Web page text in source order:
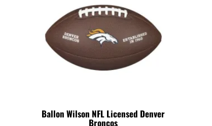
Ballon Wilson NFL Licensed Denver
Broncos